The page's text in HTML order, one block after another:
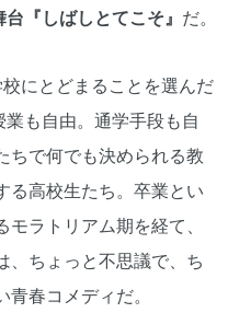
台『しばしとてこそ』 だ。
にとどまることを選んだ
も自由。通学手段も自
ちで何でも決められる教
る高校生たち。卒業とい
ラトリアム期を経て、
、ちょっと不思議で、ち
春コメディだ。